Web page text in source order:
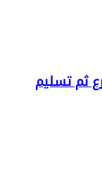
ثم تسليم